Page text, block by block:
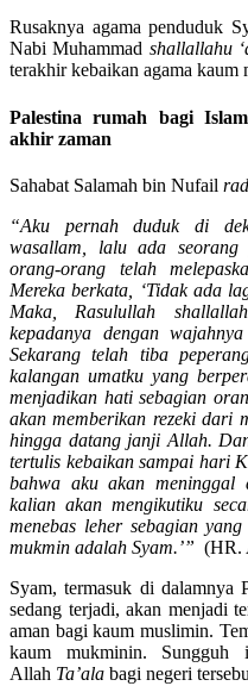
Rusaknya agama penduduk
Nabi Muhammad shallallahu
terakhir kebaikan agama kaum
Palestina rumah bagi
akhir zaman
Sahabat Salamah bin Nufail
“Aku pernah duduk di
wasallam, lalu ada seorang
orang-orang telah
Mereka berkata, ‘Tidak ada
Maka, Rasulullah
kepadanya dengan
Sekarang telah tiba
kalangan umatku yang
menjadikan hati sebagian
akan memberikan rezeki dari
hingga datang janji Allah.
tertulis kebaikan sampai hari
bahwa aku akan meninggal
kalian akan mengikutiku
menebas leher sebagian
mukmin adalah Syam.’” (HR.
Syam, termasuk di dalamnya
sedang terjadi, akan menjadi
aman bagi kaum muslimin.
kaum mukminin. Sungguh
Allah Ta’ala bagi negeri